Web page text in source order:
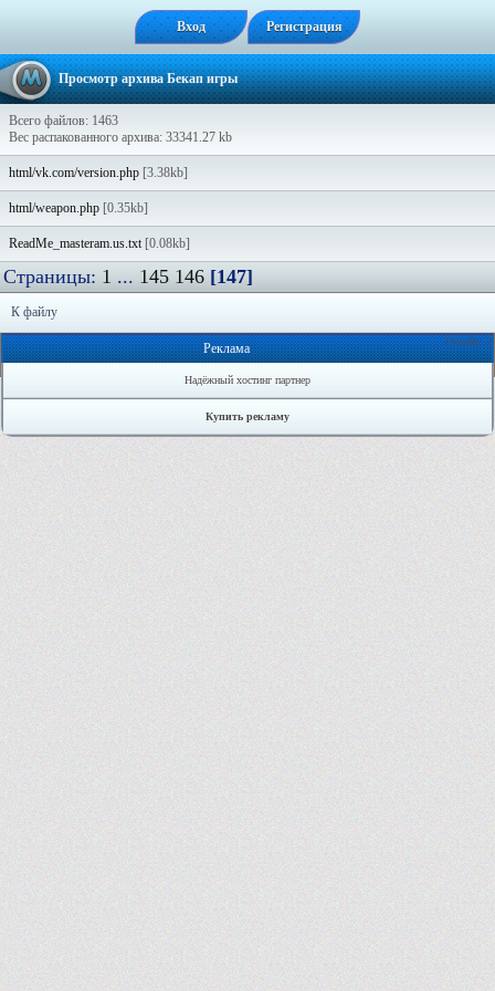
Вход Регистрация
Просмотр архива Бекап игры
Всего файлов: 1463
Вес распакованного архива: 33341.27 kb
html/vk.com/version.php [3.38kb]
html/weapon.php [0.35kb]
ReadMe_masteram.us.txt[0.08kb]
Страницы: 1 ... 145 146 [147]
К файлу
Онлайн: 2
Реклама
Надёжный хостинг партнер
Купить рекламу